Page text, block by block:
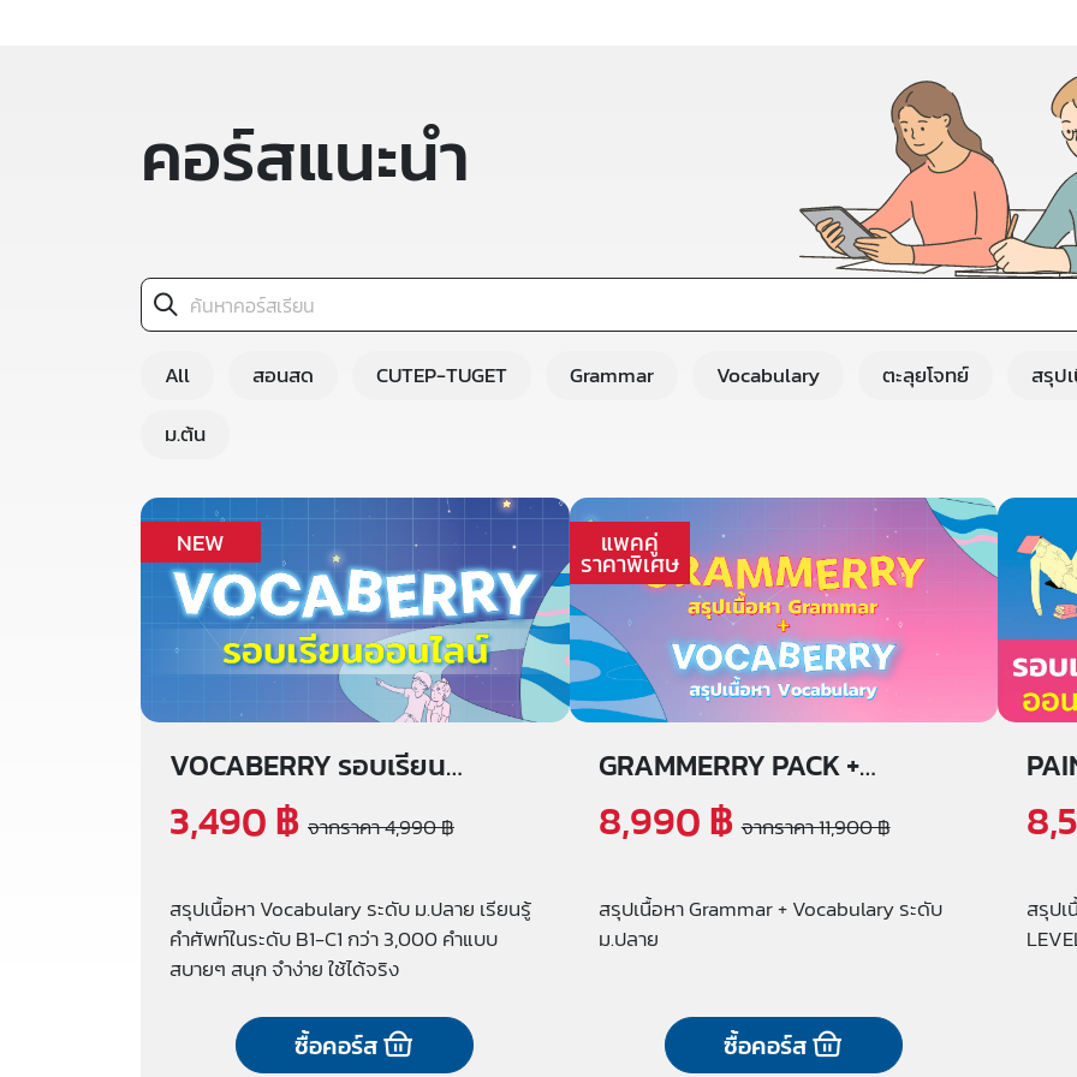
คอร์สแนะนำ
All สอนสด CUTEP-TUGET Grammar Vocabulary ตะลุยโจทย์
สรุป
ม.ต้น
NEW
VOCABERRY รอบเรียน
ออนไลน์
3,490 ฿ จากราคา 4,990 ฿
สรุปเนื้อหา Vocabulary ระดับ ม.ปลาย เรียนรู้
คำศัพท์ในระดับ B1-C1 กว่า 3,000 คำแบบ
สบายๆ สนุก จำง่าย ใช้ได้จริง
ซื้อคอร์ส
แพคคู่
ราคาพิเศษ
GRAMMERRY PACK +
VOCABERRY
8,990 ฿ จากราคา 11,900 ฿
สรุปเนื้อหา Grammar + Vocabulary ระดับ
ม.ปลาย
ซื้อคอร์ส
ออ
สรุป